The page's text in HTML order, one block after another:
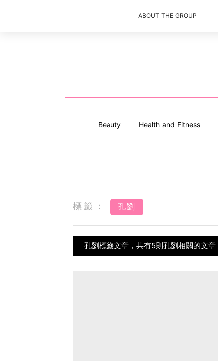
ABOUT THE GROUP
Beauty Health and Fitness
標籤： 孔劉
孔劉標籤文章，共有5則孔劉相關的文章